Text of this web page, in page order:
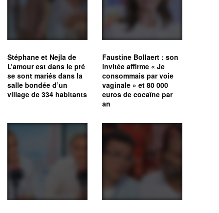
Stéphane et Nejla de
L’amour est dans le pré
se sont mariés dans la
salle bondée d’un
village de 334 habitants
Faustine Bollaert : son
invitée affirme « Je
consommais par voie
vaginale » et 80 000
euros de cocaïne par
an